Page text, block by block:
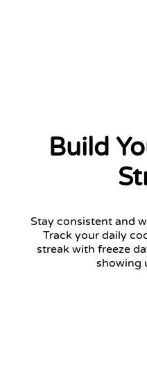
Build
Stay consistent and
Track your daily
streak with freeze
showing